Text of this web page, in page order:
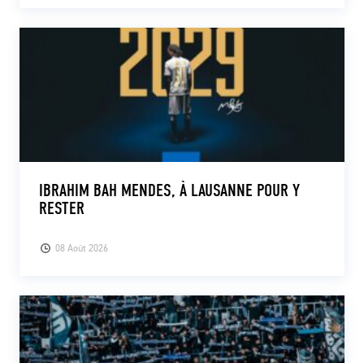
08 Août 2026
IBRAHIM BAH MENDES, À LAUSANNE POUR Y
RESTER